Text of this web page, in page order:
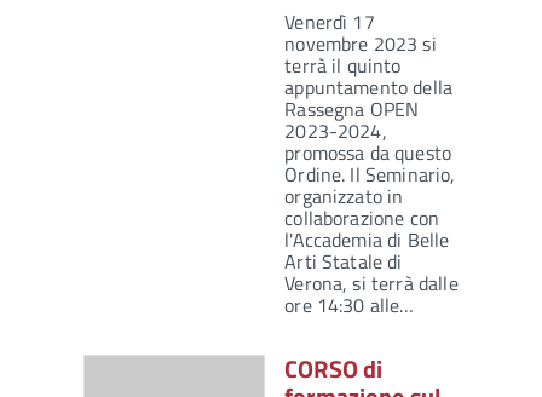
Venerdì 17
novembre 2023 si
terrà il quinto
appuntamento della
Rassegna OPEN
2023-2024,
promossa da questo
Ordine. Il Seminario,
organizzato in
collaborazione con
l'Accademia di Belle
Arti Statale di
Verona, si terrà dalle
ore 14:30 alle…
CORSO di